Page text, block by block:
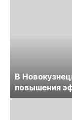
В
повышения
предприятий